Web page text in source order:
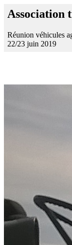
Association
Réunion véhicules
22/23 juin 2019